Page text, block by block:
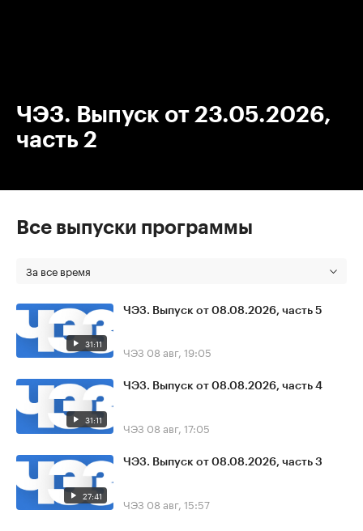
ЧЭЗ. Выпуск от 23.05.2026,
часть 2
Все выпуски программы
За все время
31:11
ЧЭЗ. Выпуск от 08.08.2026, часть 5
ЧЭЗ 08 авг, 19:05
31:11
ЧЭЗ. Выпуск от 08.08.2026, часть 4
ЧЭЗ 08 авг, 17:05
27:41
ЧЭЗ. Выпуск от 08.08.2026, часть 3
ЧЭЗ 08 авг, 15:57